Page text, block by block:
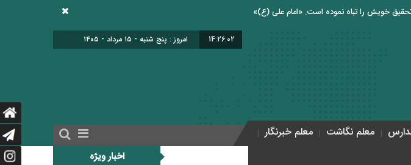
14:26:02 امروز : پنج شنبه - ۱۵ مرداد - ۱۴۰۵
معلم نگاشت
معلم خبرنگار
اخبار ویژه